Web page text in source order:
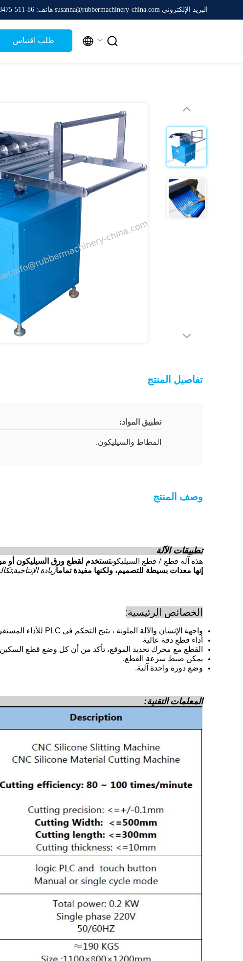
البريد الإلكتروني susanna@rubbermachinery-china.com هاتف: 86-511-88788475
طلب اقتباس  
تفاصيل المنتج
تطبيق المواد:
المطاط والسيليكون.
وصف المنتج
تطبيقات الآلة
هذه آلة قطع / قطع السيليكونتستخدم لقطع ورق السيليكون أو
إنها معدات بسيطة للتصميم، ولكنها مفيدة تماماًزيادة الإنتاجية,
الخصائص الرئيسية:
واجهة الإنسان والآلة الملونة ، يتيح التحكم في PLC للأداء المستقر والتشغيل السهل ؛
أداء قطع دقة عالية
القطع مع محرك تحديد الموقع، تأكد من أن كل وضع قطع
يمكن ضبط سرعة القطع.
وضع دورة واحدة آلية.
المعلمات التقنية: